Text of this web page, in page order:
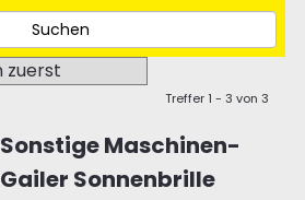
Treffer 1 - 3 von 3
Sonstige Maschinen-
Gailer Sonnenbrille